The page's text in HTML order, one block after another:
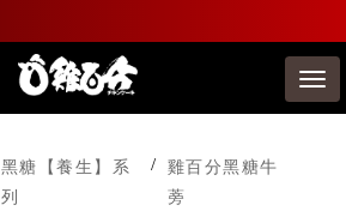
黑糖【養生】系
列
雞百分黑糖牛
蒡